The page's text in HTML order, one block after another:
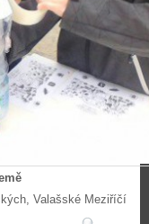
Valašské Meziříčí